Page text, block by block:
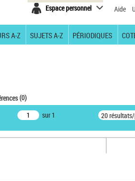
Espace personnel Aide
A-Z SUJETS A-Z PÉRIODIQUES
(0)
sur 1 20